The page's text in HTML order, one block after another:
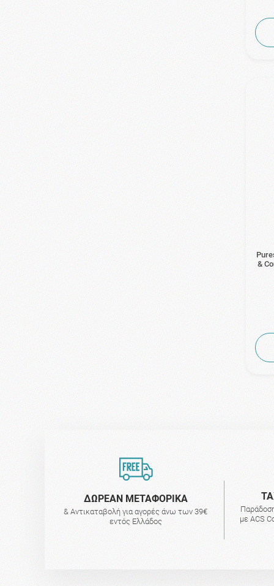
&
ΔΩΡΕΑΝ ΜΕΤΑΦΟΡΙΚΑ
& Αντικαταβολή για αγορές άνω των 39€
εντός Ελλάδος
με ACS